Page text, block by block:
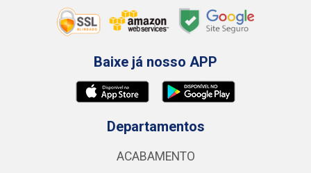
Baixe já nosso APP
Departamentos
ACABAMENTO